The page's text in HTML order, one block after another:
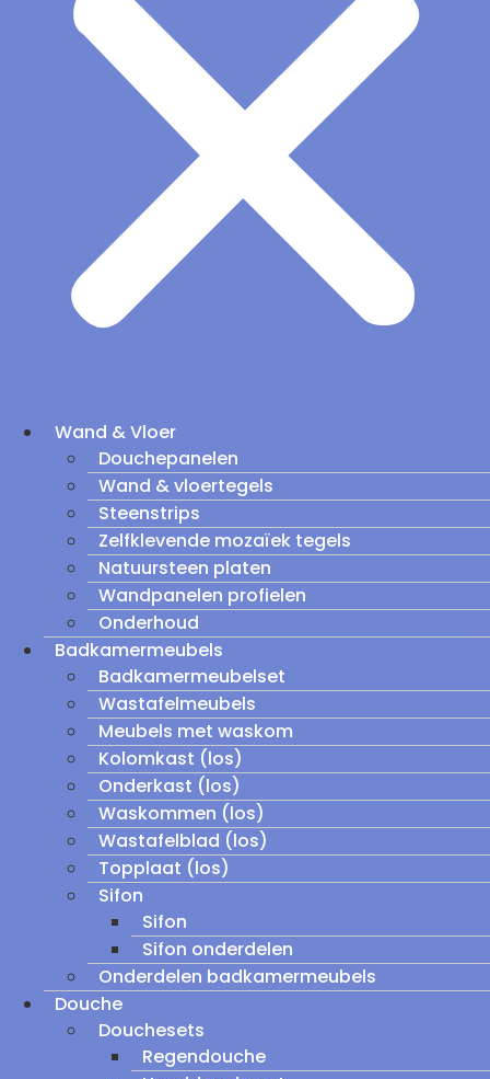
Wand & Vloer
Douchepanelen
Wand & vloertegels
Steenstrips
Zelfklevende mozaïek tegels
Natuursteen platen
Wandpanelen profielen
Onderhoud
Badkamermeubels
Badkamermeubelset
Wastafelmeubels
Meubels met waskom
Kolomkast (los)
Onderkast (los)
Waskommen (los)
Wastafelblad (los)
Topplaat (los)
Sifon
Sifon
Sifon onderdelen
Onderdelen badkamermeubels
Douche
Douchesets
Regendouche